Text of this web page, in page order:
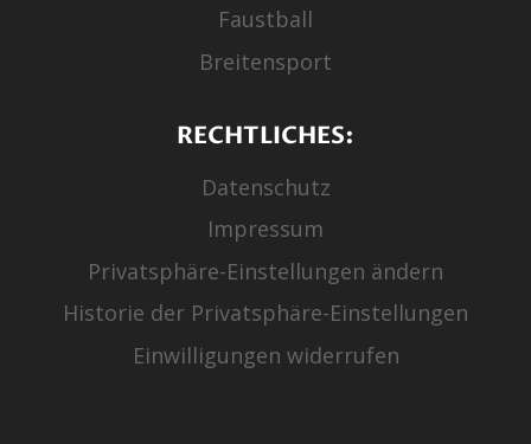
Faustball
Breitensport
RECHTLICHES:
Datenschutz
Impressum
Privatsphäre-Einstellungen ändern
Historie der Privatsphäre-Einstellungen
Einwilligungen widerrufen